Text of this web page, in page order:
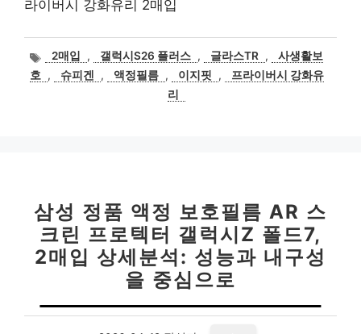
라이버시 강화유리 2매입
태2매입 , 갤럭시S26 플러스 , 글라스TR ,
사생활보
호
, 슈피겐 , 액정필름 , 이지핏 ,
프라이버시 강화유
리
삼성 정품 액정 보호필름 AR 스
크린 프로텍터 갤럭시Z 폴드7,
2매입 상세분석: 성능과 내구성
을 중심으로